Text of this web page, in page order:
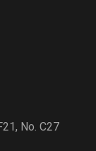
No. C27